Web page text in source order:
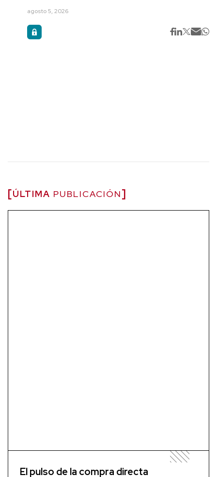
agosto 5, 2026
ÚLTIMA PUBLICACIÓN
El pulso de la compra directa